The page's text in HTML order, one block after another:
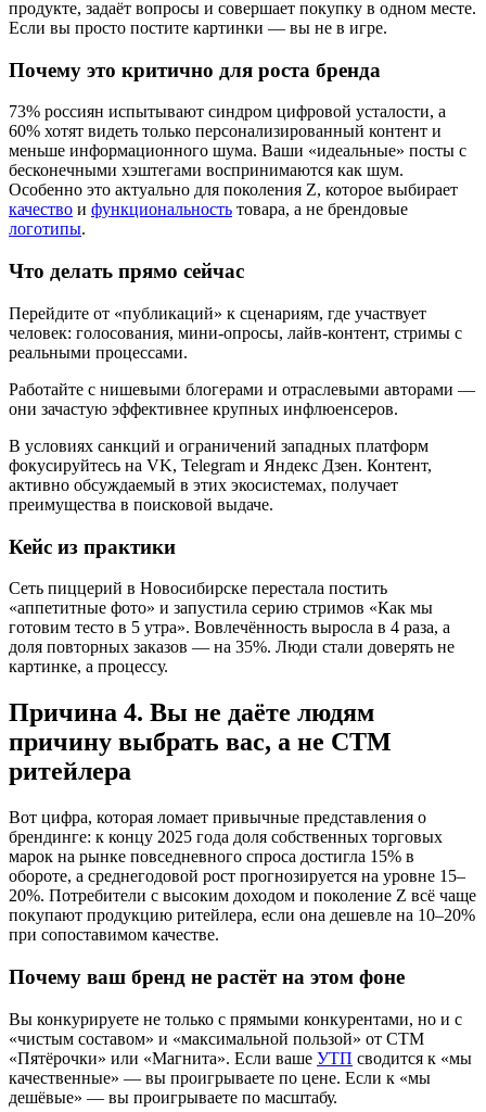
продукте, задаёт вопросы и совершает покупку в одном месте.
Если вы просто постите картинки — вы не в игре.
Почему это критично для роста бренда
73% россиян испытывают синдром цифровой усталости, а
60% хотят видеть только персонализированный контент и
меньше информационного шума. Ваши «идеальные» посты с
бесконечными хэштегами воспринимаются как шум.
Особенно это актуально для поколения Z, которое выбирает
качество и функциональность товара, а не брендовые
логотипы.
Что делать прямо сейчас
Перейдите от «публикаций» к сценариям, где участвует
человек: голосования, мини-опросы, лайв-контент, стримы с
реальными процессами.
Работайте с нишевыми блогерами и отраслевыми авторами —
они зачастую эффективнее крупных инфлюенсеров.
В условиях санкций и ограничений западных платформ
фокусируйтесь на VK, Telegram и Яндекс Дзен. Контент,
активно обсуждаемый в этих экосистемах, получает
преимущества в поисковой выдаче.
Кейс из практики
Сеть пиццерий в Новосибирске перестала постить
«аппетитные фото» и запустила серию стримов «Как мы
готовим тесто в 5 утра». Вовлечённость выросла в 4 раза, а
доля повторных заказов — на 35%. Люди стали доверять не
картинке, а процессу.
Причина 4. Вы не даёте людям
причину выбрать вас, а не СТМ
ритейлера
Вот цифра, которая ломает привычные представления о
брендинге: к концу 2025 года доля собственных торговых
марок на рынке повседневного спроса достигла 15% в
обороте, а среднегодовой рост прогнозируется на уровне 15–
20%. Потребители с высоким доходом и поколение Z всё чаще
покупают продукцию ритейлера, если она дешевле на 10–20%
при сопоставимом качестве.
Почему ваш бренд не растёт на этом фоне
Вы конкурируете не только с прямыми конкурентами, но и с
«чистым составом» и «максимальной пользой» от СТМ
«Пятёрочки» или «Магнита». Если ваше УТП сводится к «мы
качественные» — вы проигрываете по цене. Если к «мы
дешёвые» — вы проигрываете по масштабу.